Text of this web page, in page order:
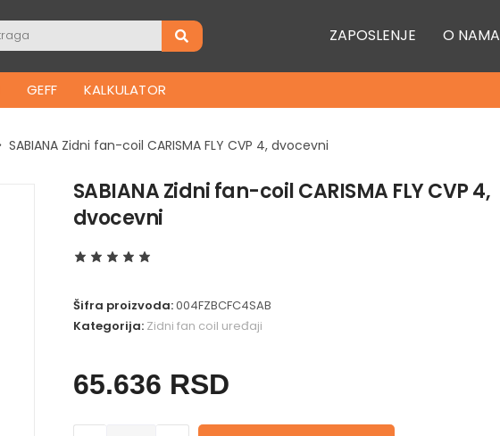
ZAPOSLENJE O NAMA
GEFF KALKULATOR
SABIANA Zidni fan-coil CARISMA FLY CVP 4, dvocevni
SABIANA Zidni fan-coil CARISMA FLY CVP 4,
dvocevni
Šifra proizvoda:004FZBCFC4SAB
Kategorija: Zidni fan coil uređaji
65.636 RSD